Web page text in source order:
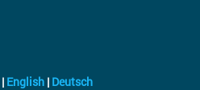
| English | Deutsch